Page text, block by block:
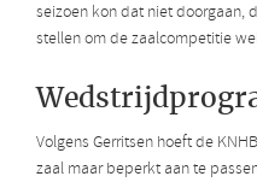
seizoen kon dat niet doorgaan,
stellen om de zaalcompetitie
Volgens Gerritsen hoeft de
zaal maar beperkt aan te